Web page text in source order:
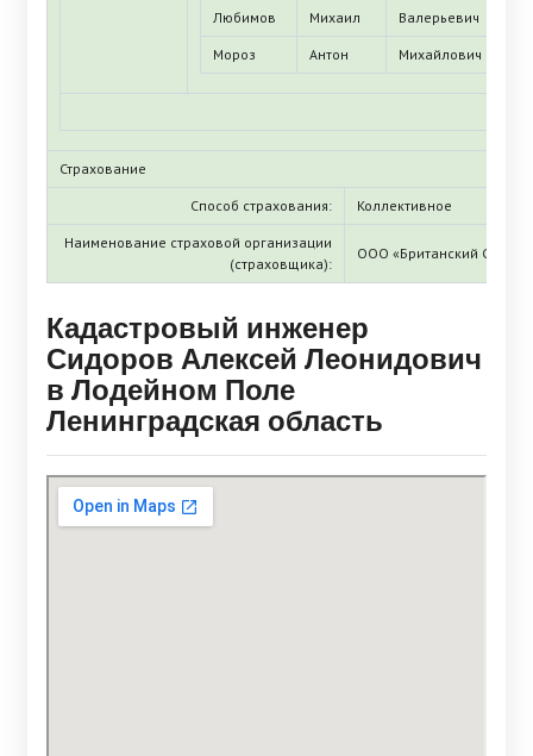
Любимов Михаил Валерьевич
Мороз Антон Михайлович
Страхование
Способ страхования: Коллективное
Наименование страховой организации
(страховщика):
ООО «Британский
Кадастровый инженер
Сидоров Алексей Леонидович
в Лодейном Поле
Ленинградская область